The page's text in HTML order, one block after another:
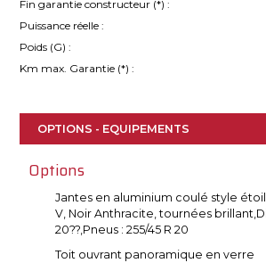
Fin garantie constructeur (*) :
Puissance réelle :
Poids (G) :
Km max. Garantie (*) :
OPTIONS - EQUIPEMENTS
Options
Jantes en aluminium coulé style
V, Noir Anthracite, tournées
20??,Pneus : 255/45 R 20
Toit ouvrant panoramique en verre